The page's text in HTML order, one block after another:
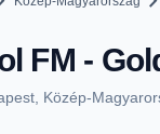
FM -
Közép-